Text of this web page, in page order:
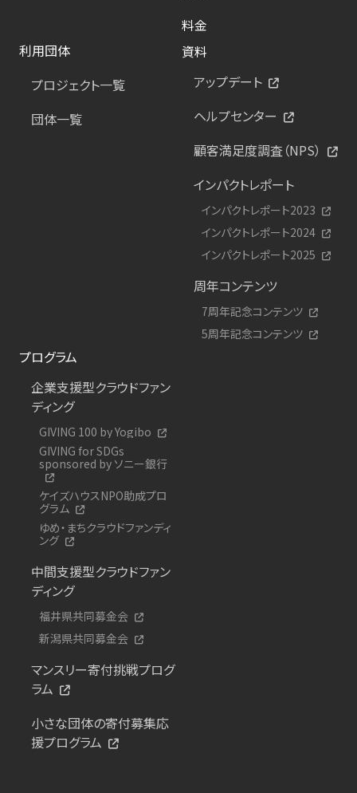
料金
利用団体
プロジェクト一覧
団体一覧
資料
アップデート
ヘルプセンター
顧客満足度調査（NPS）
インパクトレポート
インパクトレポート2023
インパクトレポート2024
インパクトレポート2025
周年コンテンツ
7周年記念コンテンツ
5周年記念コンテンツ
プログラム
企業支援型クラウドファン
ディング
GIVING 100 by Yogibo
GIVING for SDGs
sponsored by ソニー銀行
ケイズハウスNPO助成プロ
グラム
ゆめ・まちクラウドファンディ
ング
中間支援型クラウドファン
ディング
福井県共同募金会
新潟県共同募金会
マンスリー寄付挑戦プログ
ラム
小さな団体の寄付募集応
援プログラム